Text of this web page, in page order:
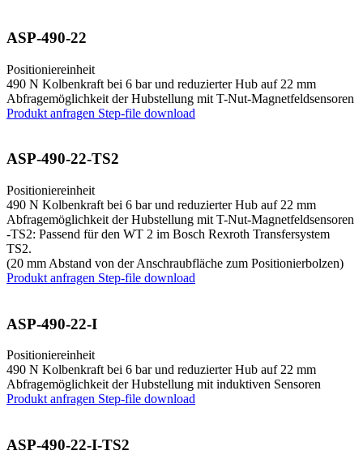
ASP-490-22
Positioniereinheit
490 N Kolbenkraft bei 6 bar und reduzierter Hub auf 22 mm
Abfragemöglichkeit der Hubstellung mit T-Nut-Magnetfeldsensoren
Produkt anfragen Step-file download
ASP-490-22-TS2
Positioniereinheit
490 N Kolbenkraft bei 6 bar und reduzierter Hub auf 22 mm
Abfragemöglichkeit der Hubstellung mit T-Nut-Magnetfeldsensoren
-TS2: Passend für den WT 2 im Bosch Rexroth Transfersystem
TS2.
(20 mm Abstand von der Anschraubfläche zum Positionierbolzen)
Produkt anfragen Step-file download
ASP-490-22-I
Positioniereinheit
490 N Kolbenkraft bei 6 bar und reduzierter Hub auf 22 mm
Abfragemöglichkeit der Hubstellung mit induktiven Sensoren
Produkt anfragen Step-file download
ASP-490-22-I-TS2